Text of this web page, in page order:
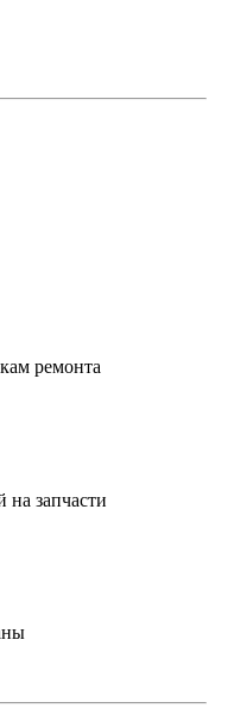
ремонта
на запчасти